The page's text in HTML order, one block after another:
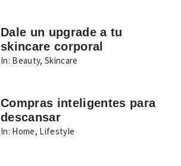
Dale un upgrade a tu
skincare corporal
In: Beauty,Skincare
Compras inteligentes para
descansar
In: Home, Lifestyle